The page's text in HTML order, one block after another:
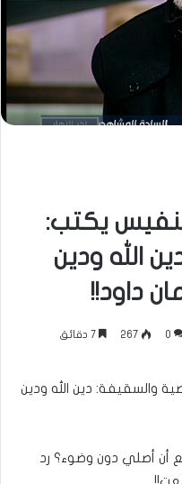
يكتب:
الله ودين
داود!!
0
267
والسقيفة: دين الله ودين
أن أصلي دون وضوء؟ رد